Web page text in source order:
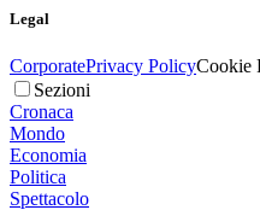
Legal
CorporatePrivacy PolicyCookie
Sezioni
Cronaca
Mondo
Economia
Politica
Spettacolo